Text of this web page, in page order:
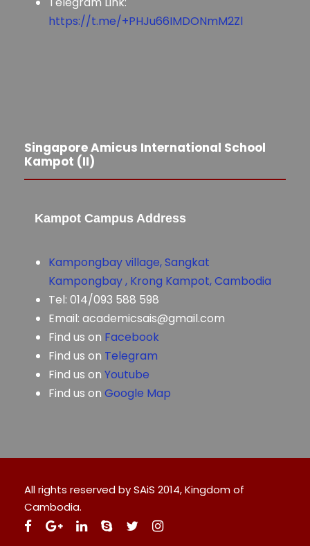
https://t.me/+PHJu66IMDONmM2Zl
Singapore Amicus International School
Kampot (II)
Kampot Campus Address
Kampongbay village, Sangkat
Kampongbay , Krong Kampot, Cambodia
Tel: 014/093 588 598
Email: academicsais@gmail.com
Find us on Facebook
Find us on Telegram
Find us on Youtube
Find us on Google Map
All rights reserved by SAiS 2014, Kingdom of
Cambodia.